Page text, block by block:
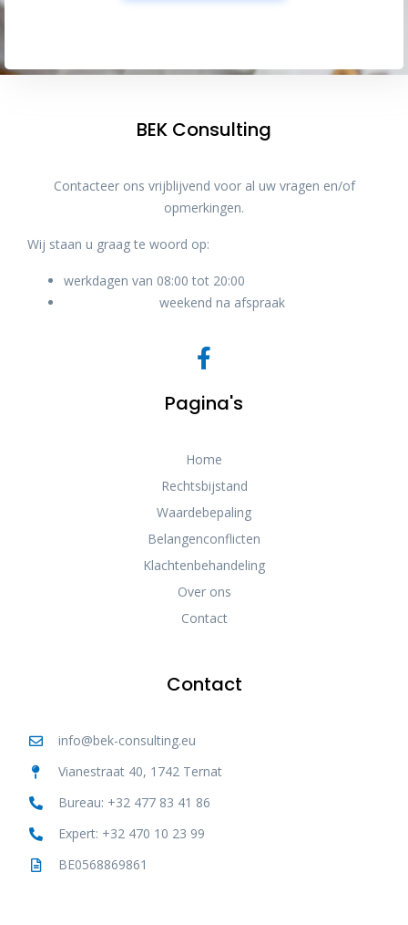
BEK Consulting
Contacteer ons vrijblijvend voor al uw vragen en/of
opmerkingen.
Wij staan u graag te woord op:
werkdagen van 08:00 tot 20:00
weekend na afspraak
Pagina's
Home
Rechtsbijstand
Waardebepaling
Belangenconflicten
Klachtenbehandeling
Over ons
Contact
Contact
info@bek-consulting.eu
Vianestraat 40, 1742 Ternat
Bureau: +32 477 83 41 86
Expert: +32 470 10 23 99
BE0568869861